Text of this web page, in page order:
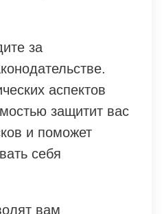
за
аспектов
защитит вас
и поможет
себя
вам